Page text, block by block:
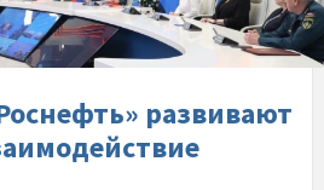
партнерское-
взаимодействие
развивают